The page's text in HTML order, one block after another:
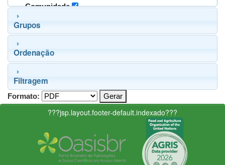
Comunidade
Grupos
Ordenação
Filtragem
Formato:
???jsp.layout.footer-default.indexado???